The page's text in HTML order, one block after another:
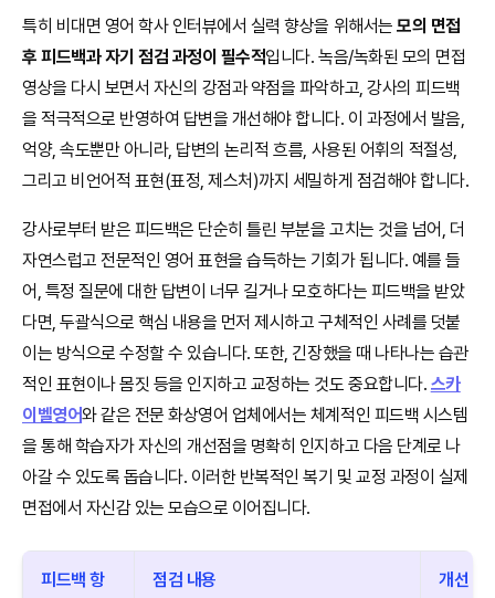
특히 비대면 영어 학사 인터뷰에서 실력 향상을 위해서는모의 면접
후 피드백과 자기 점검 과정이 필수적입니다. 녹음/녹화된 모의 면접
영상을 다시 보면서 자신의 강점과 약점을 파악하고, 강사의 피드백
을 적극적으로 반영하여 답변을 개선해야 합니다. 이 과정에서 발음,
억양, 속도뿐만 아니라, 답변의 논리적 흐름, 사용된 어휘의 적절성,
그리고 비언어적 표현(표정, 제스처)까지 세밀하게 점검해야 합니다.
강사로부터 받은 피드백은 단순히 틀린 부분을 고치는 것을 넘어, 더
자연스럽고 전문적인 영어 표현을 습득하는 기회가 됩니다. 예를 들
어, 특정 질문에 대한 답변이 너무 길거나 모호하다는 피드백을 받았
다면, 두괄식으로 핵심 내용을 먼저 제시하고 구체적인 사례를 덧붙
이는 방식으로 수정할 수 있습니다. 또한, 긴장했을 때 나타나는 습관
적인 표현이나 몸짓 등을 인지하고 교정하는 것도 중요합니다. 스카
이벨영어와 같은 전문 화상영어 업체에서는 체계적인 피드백 시스템
을 통해 학습자가 자신의 개선점을 명확히 인지하고 다음 단계로 나
아갈 수 있도록 돕습니다. 이러한 반복적인 복기 및 교정 과정이 실제
면접에서 자신감 있는 모습으로 이어집니다.
피드백 항
점검 내용 개선 방